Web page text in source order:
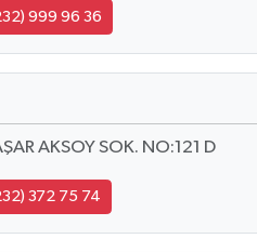
999 96 36
AKSOY SOK. NO:121 D
372 75 74